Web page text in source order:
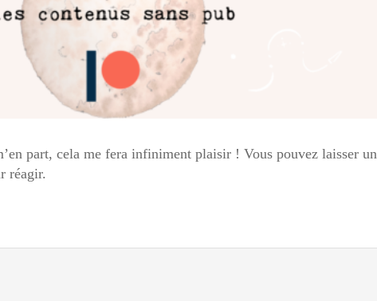
part, cela me fera infiniment plaisir ! Vous pouvez laisser un
réagir.